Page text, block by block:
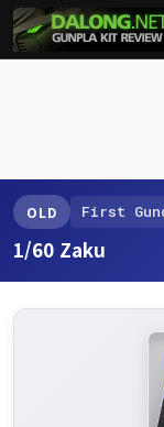
OLD First
1/60 Zaku